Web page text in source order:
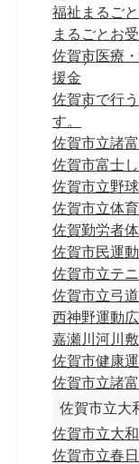
福祉まるご
まるごとお
佐賀市医療
援金
佐賀市で行
す。
佐賀市立諸
佐賀市富士
佐賀市立野
佐賀市立体
佐賀勤労者
佐賀市民運
佐賀市立テ
佐賀市立弓
西神野運動
嘉瀬川河川
佐賀市健康
佐賀市立諸
佐賀市立大
佐賀市立大
佐賀市立春